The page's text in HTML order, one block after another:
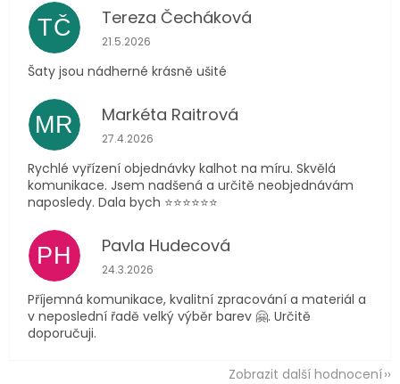
TČ Tereza Čecháková
Hodnocení obchodu je 5 z 5 hvězdiček.
21.5.2026
Šaty jsou nádherné krásně ušité
MR Markéta Raitrová
Hodnocení obchodu je 5 z 5 hvězdiček.
27.4.2026
Rychlé vyřízení objednávky kalhot na míru. Skvělá
komunikace. Jsem nadšená a určitě neobjednávám
naposledy. Dala bych ⭐️⭐️⭐️⭐️⭐️⭐️
PH Pavla Hudecová
Hodnocení obchodu je 5 z 5 hvězdiček.
24.3.2026
Příjemná komunikace, kvalitní zpracování a materiál a
v neposlední řadě velký výběr barev 🤗. Určitě
doporučuji.
Zobrazit další hodnocení